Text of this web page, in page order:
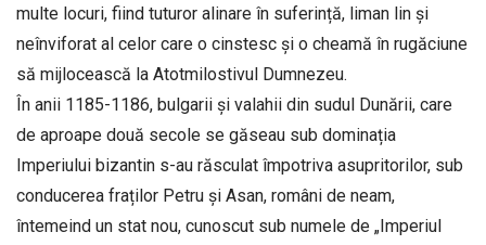
multe locuri, fiind tuturor alinare în suferință, liman lin și
neînviforat al celor care o cinstesc și o cheamă în rugăciune
să mijlocească la Atot­milostivul Dumnezeu.
În anii 1185-1186, bulgarii și valahii din sudul Dunării, care
de aproape două secole se găseau sub dominația
Imperiului bizantin s-au răsculat împotriva asupritorilor, sub
conducerea fraților Petru și Asan, români de neam,
întemeind un stat nou, cunoscut sub numele de „Imperiul